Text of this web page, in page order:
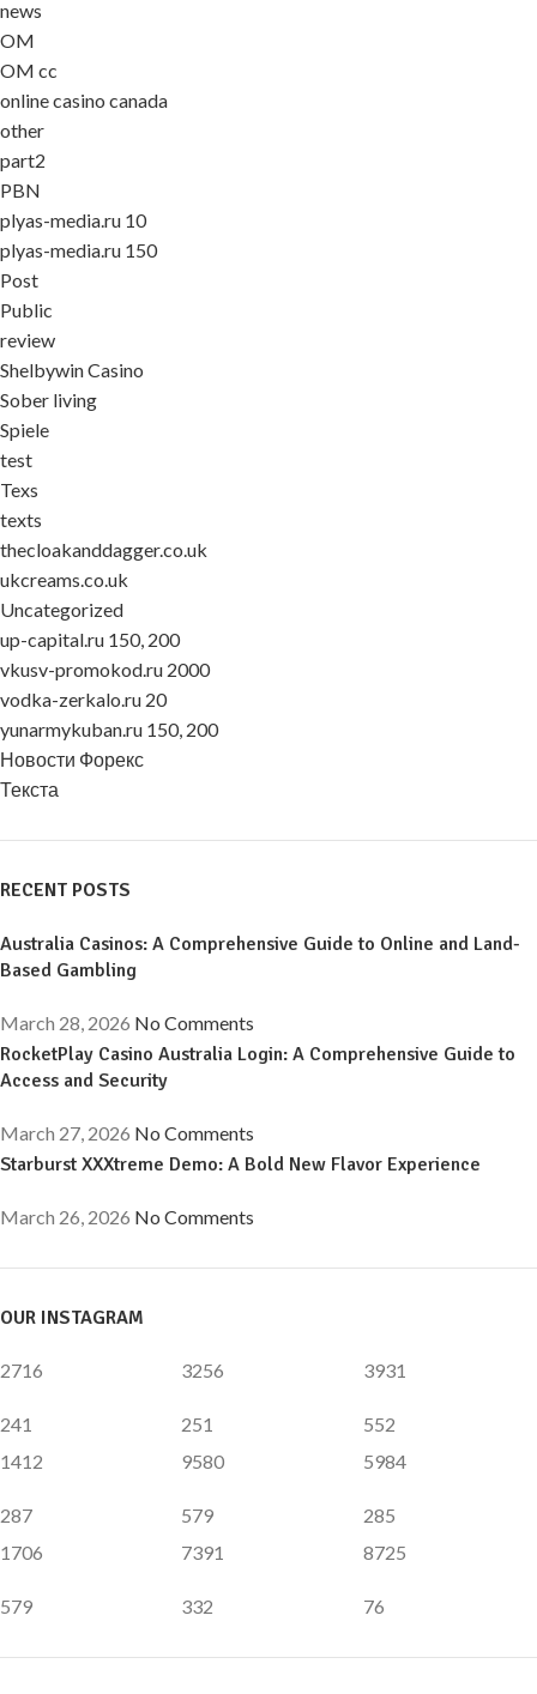
news
OM
OM cc
online casino canada
other
part2
PBN
plyas-media.ru 10
plyas-media.ru 150
Post
Public
review
Shelbywin Casino
Sober living
Spiele
test
Texs
texts
thecloakanddagger.co.uk
ukcreams.co.uk
Uncategorized
up-capital.ru 150, 200
vkusv-promokod.ru 2000
vodka-zerkalo.ru 20
yunarmykuban.ru 150, 200
Новости Форекс
Текста
RECENT POSTS
Australia Casinos: A Comprehensive Guide to Online and Land-
Based Gambling
March 28, 2026 No Comments
RocketPlay Casino Australia Login: A Comprehensive Guide to
Access and Security
March 27, 2026 No Comments
Starburst XXXtreme Demo: A Bold New Flavor Experience
March 26, 2026 No Comments
OUR INSTAGRAM
2716
241
3256
251
3931
552
1412
287
9580
579
5984
285
1706
579
7391
332
8725
76